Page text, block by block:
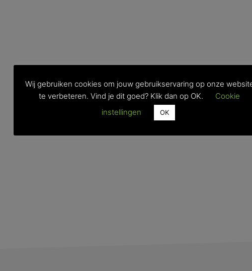
Wij gebruiken cookies om jouw gebruikservaring op onze
te verbeteren. Vind je dit goed? Klik dan op OK.
Cookie
instellingen
OK